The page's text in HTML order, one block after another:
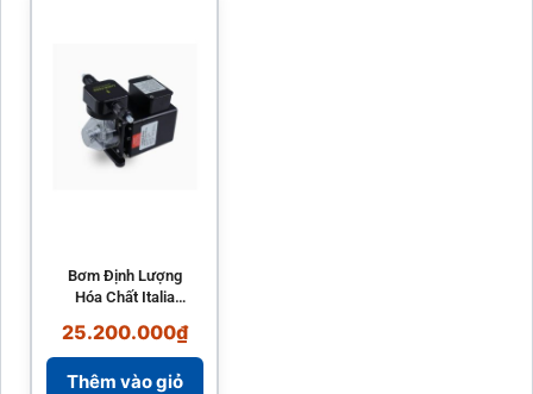
Bơm Định Lượng
Hóa Chất Italia
Tự Động Đo
pH/Clo
25.200.000₫
Thêm vào giỏ